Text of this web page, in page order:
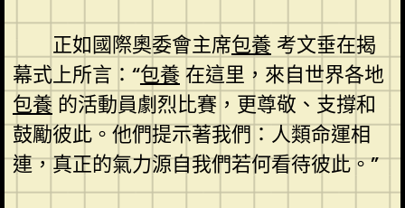
正如國際奧委會主席包養 考文垂在揭
幕式上所言：“包養 在這里，來自世界各地
包養 的活動員劇烈比賽，更尊敬、支撐和
鼓勵彼此。他們提示著我們：人類命運相
連，真正的氣力源自我們若何看待彼此。”